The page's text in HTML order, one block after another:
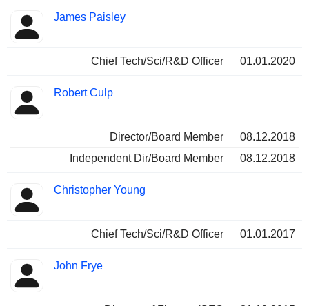
James Paisley
Chief Tech/Sci/R&D Officer 01.01.2020
Robert Culp
Director/Board Member
08.12.2018
Independent Dir/Board Member
08.12.2018
Christopher Young
Chief Tech/Sci/R&D Officer 01.01.2017
John Frye